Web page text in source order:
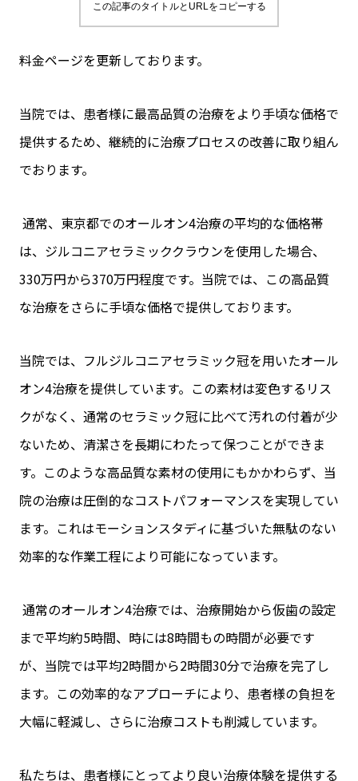
この記事のタイトルとURLをコピーする
料金ページを更新しております。
当院では、患者様に最高品質の治療をより手頃な価格で
提供するため、継続的に治療プロセスの改善に取り組ん
でおります。
通常、東京都でのオールオン4治療の平均的な価格帯
は、ジルコニアセラミッククラウンを使用した場合、
330万円から370万円程度です。当院では、この高品質
な治療をさらに手頃な価格で提供しております。
当院では、フルジルコニアセラミック冠を用いたオール
オン4治療を提供しています。この素材は変色するリス
クがなく、通常のセラミック冠に比べて汚れの付着が少
ないため、清潔さを長期にわたって保つことができま
す。このような高品質な素材の使用にもかかわらず、当
院の治療は圧倒的なコストパフォーマンスを実現してい
ます。これはモーションスタディに基づいた無駄のない
効率的な作業工程により可能になっています。
通常のオールオン4治療では、治療開始から仮歯の設定
まで平均約5時間、時には8時間もの時間が必要です
が、当院では平均2時間から2時間30分で治療を完了し
ます。この効率的なアプローチにより、患者様の負担を
大幅に軽減し、さらに治療コストも削減しています。
私たちは、患者様にとってより良い治療体験を提供する